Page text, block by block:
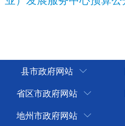
县市政府网站
省区市政府网站
地州市政府网站